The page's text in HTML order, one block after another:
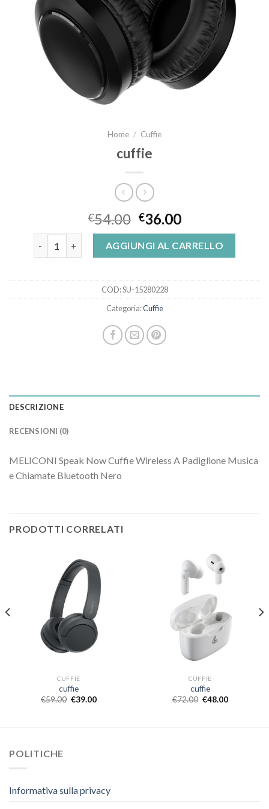
Home / Cuffie
cuffie
€54.00 €36.00
AGGIUNGI AL CARRELLO
COD:SU-15280228
Categoria:Cuffie
DESCRIZIONE
RECENSIONI (0)
MELICONI Speak Now Cuffie Wireless A Padiglione Musica
e Chiamate Bluetooth Nero
PRODOTTI CORRELATI
CUFFIE
cuffie
€59.00 €39.00
CUFFIE
cuffie
€72.00 €48.00
POLITICHE
Informativa sulla privacy